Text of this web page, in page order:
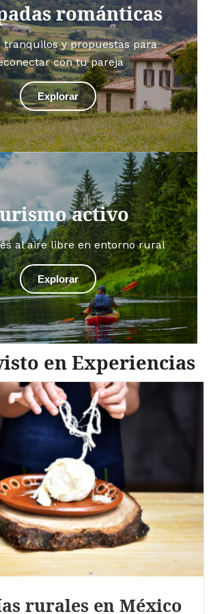
románticas
tranquilos y propuestas para
con tu pareja
Explorar
activo
al aire libre en entorno rural
Explorar
en Experiencias
rurales en México